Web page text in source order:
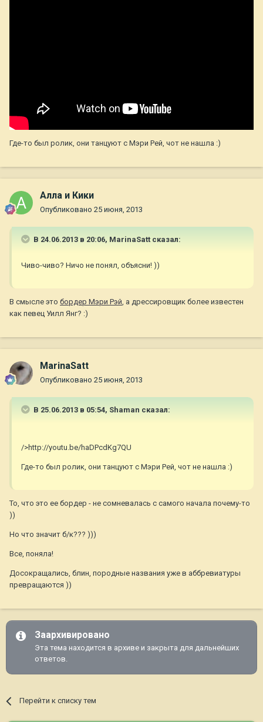
Где-то был ролик, они танцуют с Мэри Рей, чот не нашла :)
Алла и Кики
Опубликовано 25 июня, 2013
В 24.06.2013 в 20:06, MarinaSatt сказал:
Чиво-чиво? Ничо не понял, объясни! ))
В смысле это бордер Мэри Рэй, а дрессировщик более известен
как певец Уилл Янг? :)
MarinaSatt
Опубликовано 25 июня, 2013
В 25.06.2013 в 05:54, Shaman сказал:
/>http://youtu.be/haDPcdKg7QU
Где-то был ролик, они танцуют с Мэри Рей, чот не нашла :)
То, что это ее бордер - не сомневалась с самого начала почему-то
))
Но что значит б/к??? )))
Все, поняла!
Досокращались, блин, породные названия уже в аббревиатуры
превращаются ))
Заархивировано
Эта тема находится в архиве и закрыта для дальнейших
ответов.
Перейти к списку тем